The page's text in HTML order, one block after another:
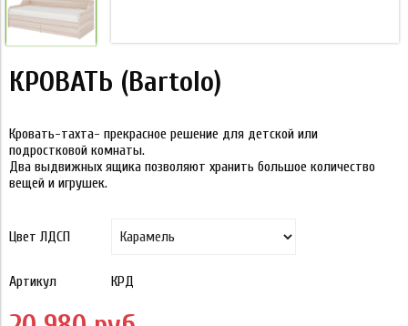
КРОВАТЬ (Bartolo)
Кровать-тахта- прекрасное решение для детской или
подростковой комнаты.
Два выдвижных ящика позволяют хранить большое количество
вещей и игрушек.
Цвет ЛДСП
Артикул КРД